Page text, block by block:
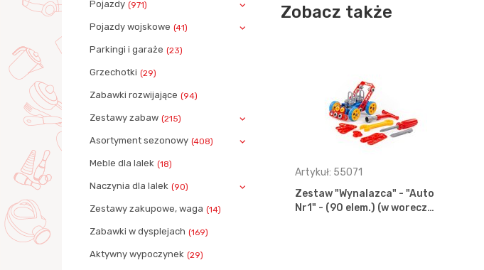
Pojazdy (971)
Pojazdy wojskowe (41)
Parkingi i garaże (23)
Grzechotki (29)
Zabawki rozwijające (94)
Zestawy zabaw (215)
Asortyment sezonowy (408)
Meble dla lalek (18)
Naczynia dla lalek (90)
Zestawy zakupowe, waga (14)
Zabawki w dysplejach (169)
Aktywny wypoczynek (29)
Zobacz także
Artykuł: 55132
Zestaw "Wynalazca" - "Młyn
Nr2" + Traktor-ładowarka
Artykuł: 55071
Zestaw "Wynalazca" - "Auto
Nr1" - (90 elem.) (w worecz…